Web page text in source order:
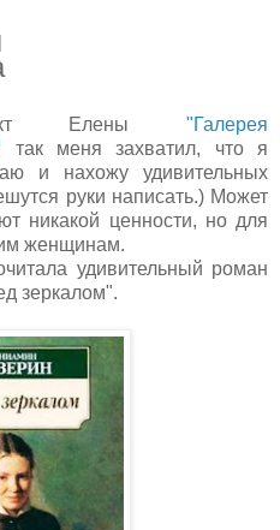
Елены "Галерея
так меня захватил, что я
и нахожу удивительных
руки написать.) Может
никакой ценности, но для
женщинам.
удивительный роман
зеркалом".